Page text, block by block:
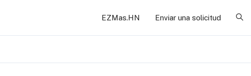
EZMas.HN
Enviar una solicitud